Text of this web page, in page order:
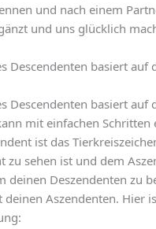
und nach einem
und uns glücklich
Descendenten basiert auf
Descendenten basiert auf
mit einfachen
ist das
zu sehen ist und dem
deinen Deszendenten zu
Aszendenten. Hier